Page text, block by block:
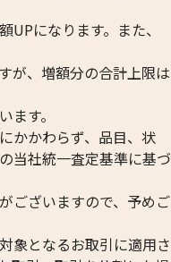
になります。また、
が、増額分の合計上限は
す。
かかわらず、品目、状
当社統一査定基準に基づ
ございますので、予めご
象となるお取引に適用さ